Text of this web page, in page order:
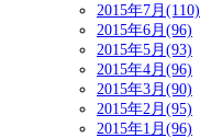
2015年7月(110)
2015年6月(96)
2015年5月(93)
2015年4月(96)
2015年3月(90)
2015年2月(95)
2015年1月(96)